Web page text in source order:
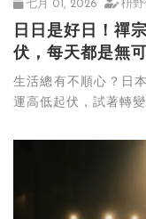
七月 01, 2026 枡野
日日是好日！禪
伏，每天都是無
生活總有不順心？日
運高低起伏，試著轉